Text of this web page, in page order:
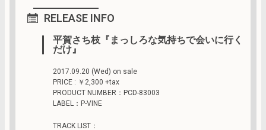
RELEASE INFO
平賀さち枝『まっしろな気持ちで会いに行く
だけ』
2017.09.20 (Wed) on sale
PRICE : ￥2,300 +tax
PRODUCT NUMBER：PCD-83003
LABEL：P-VINE
TRACK LIST：